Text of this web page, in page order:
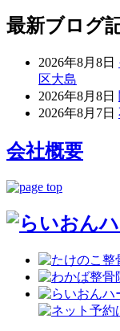
最新ブログ
2026年8月8日
区大島
2026年8月8日
2026年8月7日
会社概要